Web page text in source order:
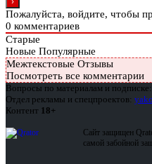
Пожалуйста, войдите, чтобы
0 комментариев
Старые
Новые Популярные
Межтекстовые Отзывы
Посмотреть все комментарии
Вопросы по материалам и подписке:
Отдел рекламы и спецпроектов:
Контент 18+
Сайт защищен
самой забойной